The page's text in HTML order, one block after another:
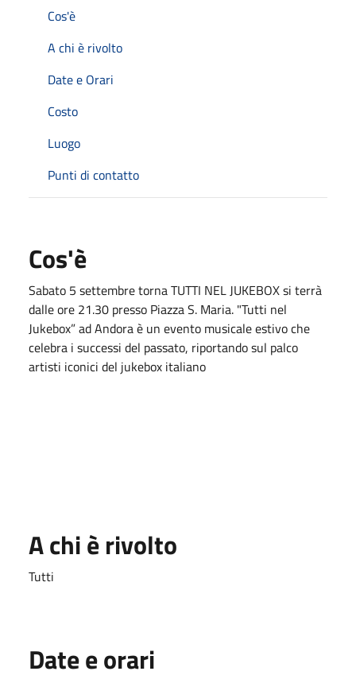
Cos'è
A chi è rivolto
Date e Orari
Costo
Luogo
Punti di contatto
Cos'è
Sabato 5 settembre torna TUTTI NEL JUKEBOX si terrà
dalle ore 21.30 presso Piazza S. Maria. "Tutti nel
Jukebox” ad Andora è un evento musicale estivo che
celebra i successi del passato, riportando sul palco
artisti iconici del jukebox italiano
A chi è rivolto
Tutti
Date e orari